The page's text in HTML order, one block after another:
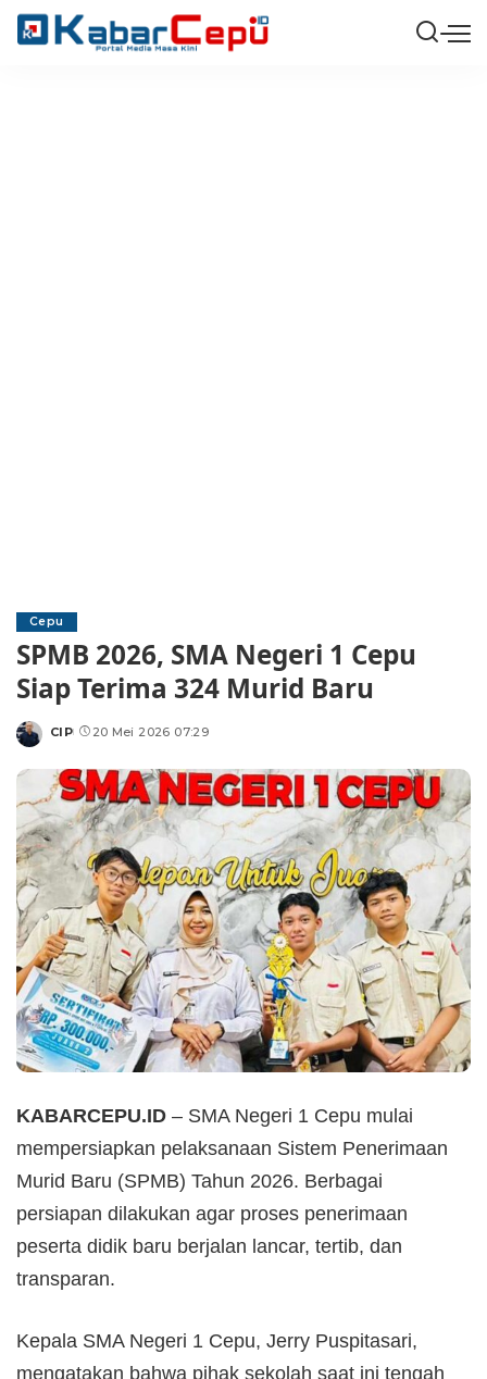
Cepu
SPMB 2026, SMA Negeri 1 Cepu
Siap Terima 324 Murid Baru
Posted
CIP 20 Mei 2026 07:29
KABARCEPU.ID – SMA Negeri 1 Cepu mulai
mempersiapkan pelaksanaan Sistem Penerimaan
Murid Baru (SPMB) Tahun 2026. Berbagai
persiapan dilakukan agar proses penerimaan
peserta didik baru berjalan lancar, tertib, dan
transparan.
Kepala SMA Negeri 1 Cepu, Jerry Puspitasari,
mengatakan bahwa pihak sekolah saat ini tengah